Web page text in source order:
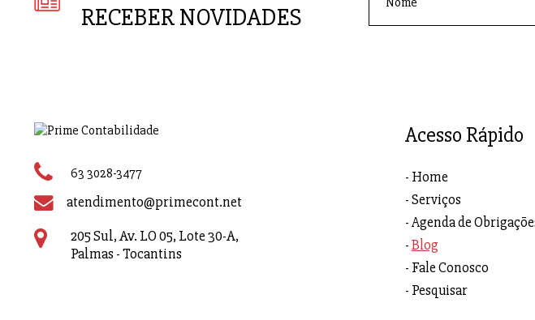
RECEBER NOVIDADES
63 3028-3477
atendimento@primecont.net
205 Sul, Av. LO 05, Lote 30-A,
Palmas - Tocantins
Acesso Rápido
Home
Serviços
Agenda de
Blog
Fale Conosco
Pesquisar